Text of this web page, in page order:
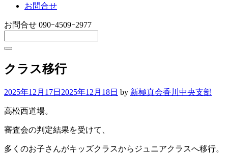
お問合せ
お問合せ 090ｰ4509ｰ2977
クラス移行
2025年12月17日 2025年12月18日 by 新極真会香川中央支部
高松西道場。
審査会の判定結果を受けて、
多くのお子さんがキッズクラスからジュニアクラスへ移行。